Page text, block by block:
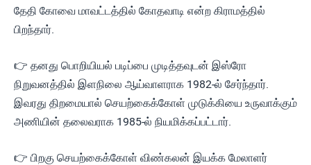
தேதி கோவை மாவட்டத்தில் கோதவாடி என்ற கிராமத்தில்
பிறந்தார்.
👉 தனது பொறியியல் படிப்பை முடித்தவுடன் இஸ்ரோ
நிறுவனத்தில் இளநிலை ஆய்வாளராக 1982-ல் சேர்ந்தார்.
இவரது திறமையால் செயற்கைக்கோள் முடுக்கியை உருவாக்கும்
அணியின் தலைவராக 1985-ல் நியமிக்கப்பட்டார்.
👉 பிறகு செயற்கைக்கோள் விண்கலன் இயக்க மேலாளர்